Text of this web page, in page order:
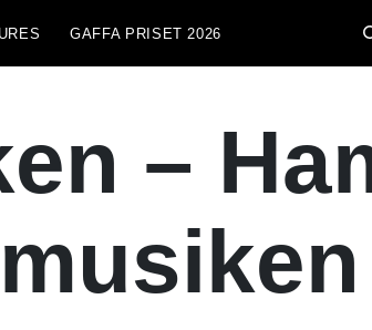
GAFFA PRISET 2026
–